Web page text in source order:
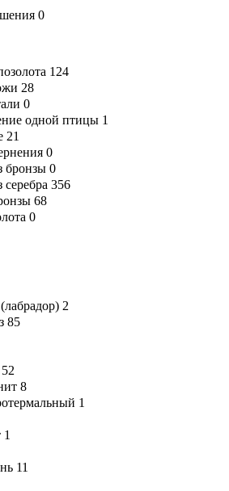
0
124
28
0
одной птицы 1
21
0
бронзы 0
356
68
0
2
85
52
8
1
1
11